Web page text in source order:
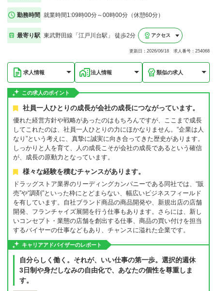
勤務時間 就業時間1:09時00分～00時00分（休憩60分）
最寄り駅 東武野田線「江戸川台駅」 徒歩2分 アクセス
更新日：2026/06/18 求人番号：254068
求人情報 法人情報 類似の求人
この求人のポイント
社員一人ひとりの成長が会社の成長につながっています。
優れた経営方針や戦略があったのはもちろんですが、ここまで成長
してこれたのは、社員一人ひとりの力にほかなりません。“企業は人
なり”という考えに、真摯に誠実に向き合ってきた歴史があります。
しっかりと人を育て、人の成長こそが会社の成長であるという確信
が、成長の原動力となっています。
様々な経験を積むチャンスがあります。
ドラッグストア業界のリーディングカンパニーである同社では、“販
売”や“調剤”といった枠にとどまらない、幅広いビジネスフィールド
を有しています。自社ブランド商品の商品開発や、新規出店の店舗
開発、フランチャイズ展開を行う仕事もあります。さらには、新し
いコンセプト・業態の店舗を創出する仕事、商品の買い付けを担当
するバイヤーの仕事などもあり、チャンスに溢れた企業です。
キャリアアドバイザーのレポート
自分らしく働く。それが、いい仕事の第一歩。選択的週休
3日制や身だしなみの自由化で、あなたの個性を尊重しま
す。